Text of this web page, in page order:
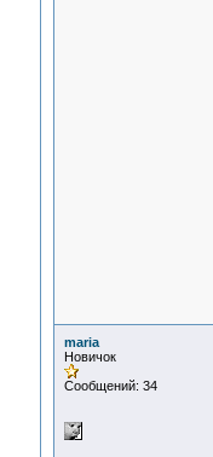
maria
Новичок
Сообщений: 34